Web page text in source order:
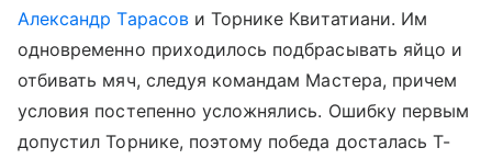
Александр Тарасови Торнике Квитатиани. Им
одновременно приходилось подбрасывать яйцо и
отбивать мяч, следуя командам Мастера, причем
условия постепенно усложнялись. Ошибку первым
допустил Торнике, поэтому победа досталась T-